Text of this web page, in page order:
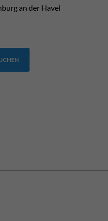
an der Havel